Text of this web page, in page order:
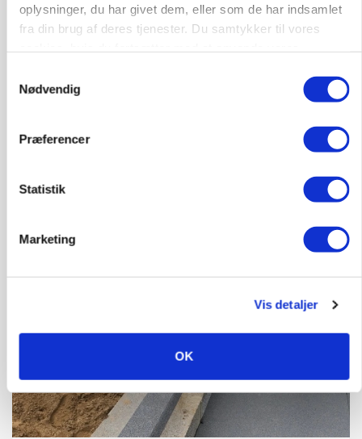
oplysninger, du har givet dem, eller som de har indsamlet
fra din brug af deres tjenester. Du samtykker til vores
Nødvendig
Præferencer
Statistik
Marketing
Vis detaljer
OK
MARKED